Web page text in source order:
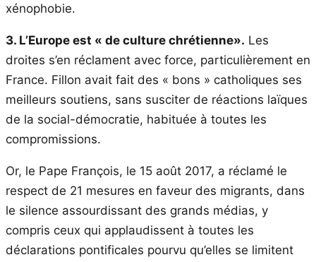
xénophobie.
3. L’Europe est « de culture chrétienne». Les
droites s’en réclament avec force, particulièrement en
France. Fillon avait fait des « bons » catholiques ses
meilleurs soutiens, sans susciter de réactions laïques
de la social-démocratie, habituée à toutes les
compromissions.
Or, le Pape François, le 15 août 2017, a réclamé le
respect de 21 mesures en faveur des migrants, dans
le silence assourdissant des grands médias, y
compris ceux qui applaudissent à toutes les
déclarations pontificales pourvu qu’elles se limitent